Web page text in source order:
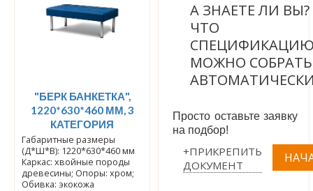
"БЕРК БАНКЕТКА",
1220*630*460 ММ, 3
КАТЕГОРИЯ
Габаритные размеры
(Д*Ш*В): 1220*630*460 мм
Каркас: хвойные породы
древесины; Опоры: хром;
Обивка: экокожа
А ЗНАЕТЕ ЛИ ВЫ?
ЧТО
МОЖНО СОБРАТЬ
Просто оставьте заявку
на подбор!
+ПРИКРЕПИТЬ
ДОКУМЕНТ